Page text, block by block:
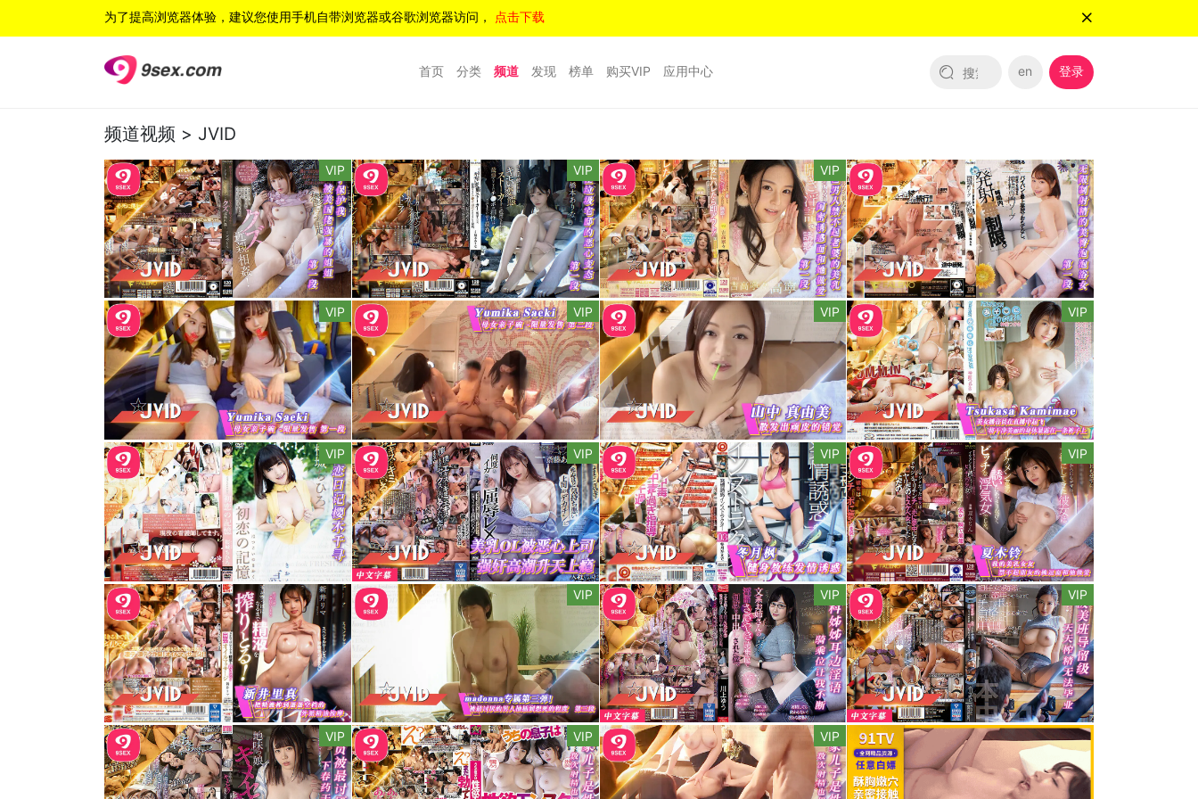
为了提高浏览器体验，建议您使用手机自带浏览器或谷歌浏览器访问， 点击下载
首页 分类 频道 发现 榜单 购买VIP 应用中心 en 登录
频道视频 > JVID
VIP VIP VIP
VIP VIP VIP VIP
VIP VIP VIP VIP
VIP VIP VIP
VIP VIP VIP